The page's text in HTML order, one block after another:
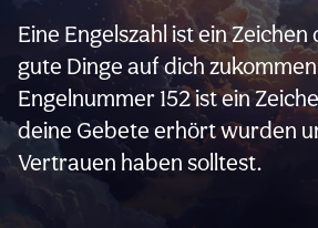
Eine Engelszahl ist ein
gute Dinge auf dich
Engelnummer 152 ist ein
deine Gebete erhört wurden
Vertrauen haben solltest.